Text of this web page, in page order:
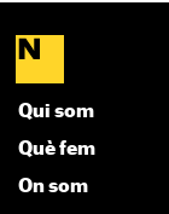
Qui som
Què fem
On som